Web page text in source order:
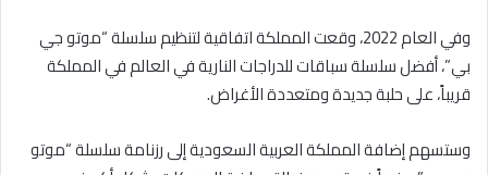
وفي العام 2022، وقعت المملكة اتفاقية لتنظيم سلسلة “موتو جي
بي”، أفضل سلسلة سباقات للدراجات النارية في العالم في المملكة
قريباً، على حلبة جديدة ومتعددة الأغراض.
وستسهم إضافة المملكة العربية السعودية إلى رزنامة سلسلة “موتو